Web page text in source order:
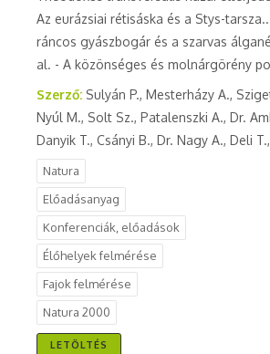
Az eurázsiai rétisáska és a Stys-
ráncos gyászbogár és a szarvas
al. - A közönséges és molnárgörény
Szerző: Sulyán P., Mesterházy A.,
Nyúl M., Solt Sz., Patalenszki A., Dr.
Danyik T., Csányi B., Dr. Nagy A., Deli
Natura
Előadásanyag
Konferenciák, előadások
Élőhelyek felmérése
Fajok felmérése
Natura 2000
LETÖLTÉS